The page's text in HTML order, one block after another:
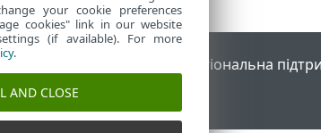
ESET Регіональна
захищено.
your cookie preferences
cookies" link in our website
(if available). For more
.
AND CLOSE